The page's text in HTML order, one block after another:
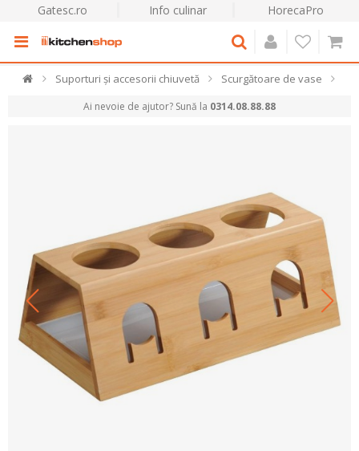
Gatesc.ro Info culinar HorecaPro
Suporturi și accesorii chiuvetă Scurgătoare de vase
Ai nevoie de ajutor? Sună la 0314.08.88.88